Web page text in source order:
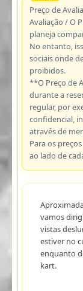
Preço de
Avaliação / O
planeja
No entanto,
sociais onde
proibidos.
**O Preço de
durante a
regular, por
confidencial,
através de
Para os
ao lado de
vamos
vistas
estiver no
enquanto
kart.